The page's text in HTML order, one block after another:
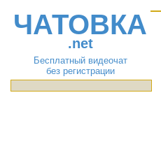
ЧАТОВКА
.net
Бесплатный видеочат
без регистрации